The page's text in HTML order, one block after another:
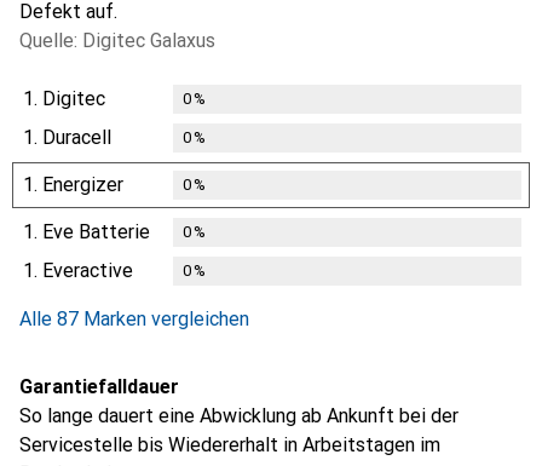
Defekt auf.
Quelle: Digitec Galaxus
1. Digitec 0%
1. Duracell 0%
1. Energizer 0%
1. Eve Batterie 0%
1. Everactive 0%
Alle 87 Marken vergleichen
Garantiefalldauer
So lange dauert eine Abwicklung ab Ankunft bei der
Servicestelle bis Wiedererhalt in Arbeitstagen im